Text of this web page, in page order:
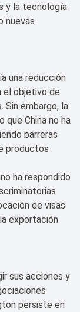
y la tecnología
nuevas
una reducción
el objetivo de
Sin embargo, la
que China no ha
barreras
productos
ha respondido
de visas
exportación
sus acciones y
persiste en